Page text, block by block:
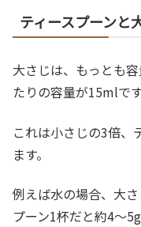
ティースプーンと
大さじは、もっとも
たりの容量が15mlです
これは小さじの3倍、
ます。
例えば水の場合、大
プーン1杯だと約4〜5g